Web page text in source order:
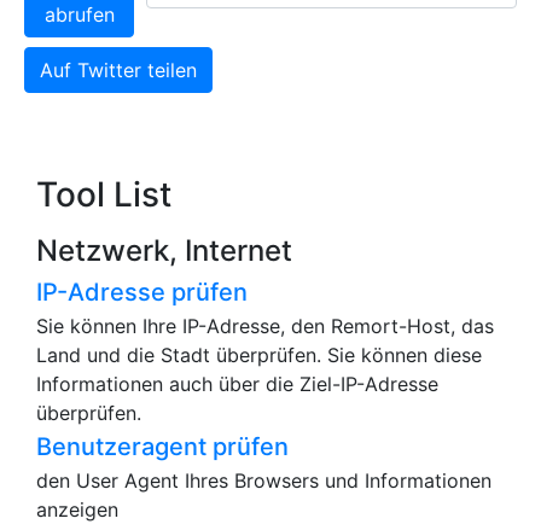
abrufen
Auf Twitter teilen
Tool List
Netzwerk, Internet
IP-Adresse prüfen
Sie können Ihre IP-Adresse, den Remort-Host, das
Land und die Stadt überprüfen. Sie können diese
Informationen auch über die Ziel-IP-Adresse
überprüfen.
Benutzeragent prüfen
den User Agent Ihres Browsers und Informationen
anzeigen